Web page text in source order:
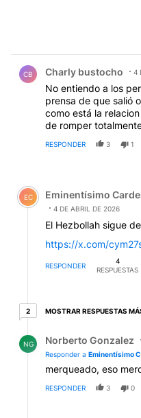
CB Charly bustocho 4
No entiendo a los
prensa de que salió
como está la
de romper
RESPONDER 3 1
Comentario de
EC Eminentísimo
4 DE ABRIL DE 2026
El Hezbollah sigue
https://x.com/
RESPONDER
4
RESPUESTAS
22 respuestas más
MOSTRAR RESPUESTAS
NG Norberto Gonzalez
Responder a Eminentísimo
merqueado, eso
RESPONDER 3 0